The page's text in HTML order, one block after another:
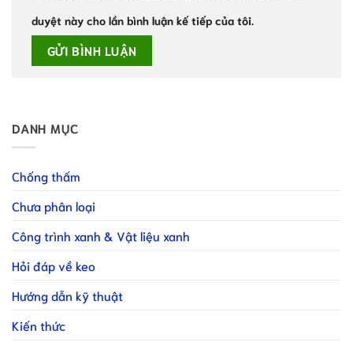
duyệt này cho lần bình luận kế tiếp của tôi.
DANH MỤC
Chống thấm
Chưa phân loại
Công trình xanh & Vật liệu xanh
Hỏi đáp về keo
Hướng dẫn kỹ thuật
Kiến thức